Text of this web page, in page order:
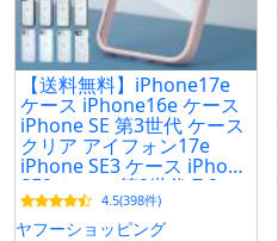
【送料無料】iPhone17e
ケース iPhone16e ケース
iPhone SE 第3世代 ケース
クリア アイフォン17e
iPhone SE3 ケース iPhone
SE2 ケース 第2世代 7 8
iPhoneケース 透明 韓国
4.5(398件)
ヤフーショッピング